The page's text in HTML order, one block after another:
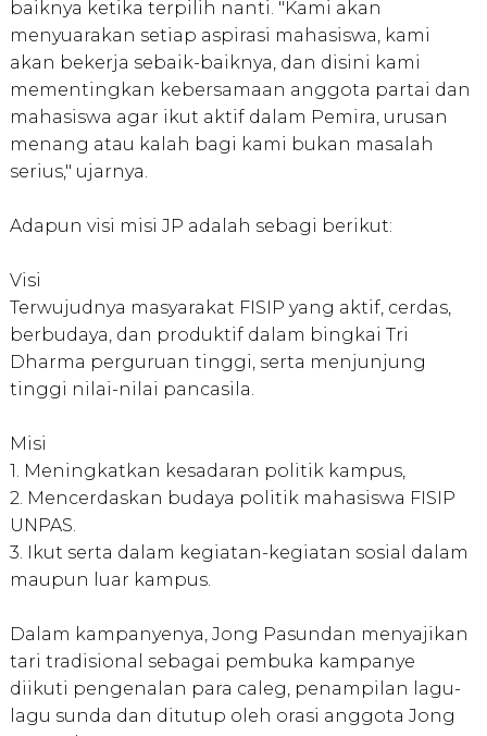
baiknya ketika terpilih nanti. "Kami akan
menyuarakan setiap aspirasi mahasiswa, kami
akan bekerja sebaik-baiknya, dan disini kami
mementingkan kebersamaan anggota partai dan
mahasiswa agar ikut aktif dalam Pemira, urusan
menang atau kalah bagi kami bukan masalah
serius," ujarnya.
Adapun visi misi JP adalah sebagi berikut:
Visi
Terwujudnya masyarakat FISIP yang aktif, cerdas,
berbudaya, dan produktif dalam bingkai Tri
Dharma perguruan tinggi, serta menjunjung
tinggi nilai-nilai pancasila.
Misi
1. Meningkatkan kesadaran politik kampus,
2. Mencerdaskan budaya politik mahasiswa FISIP
UNPAS.
3. Ikut serta dalam kegiatan-kegiatan sosial dalam
maupun luar kampus.
Dalam kampanyenya, Jong Pasundan menyajikan
tari tradisional sebagai pembuka kampanye
diikuti pengenalan para caleg, penampilan lagu-
lagu sunda dan ditutup oleh orasi anggota Jong